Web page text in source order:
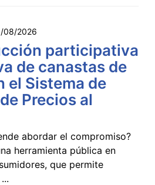
08/2026
participativa
de canastas de
el Sistema de
Precios al
abordar el compromiso?
herramienta pública en
que permite